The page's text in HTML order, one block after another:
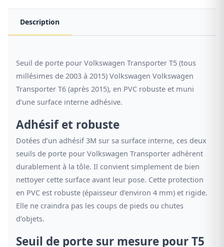
Description
Seuil de porte pour Volkswagen Transporter T5 (tous
millésimes de 2003 à 2015) Volkswagen Volkswagen
Transporter T6 (après 2015), en PVC robuste et muni
d’une surface interne adhésive.
Adhésif et robuste
Dotées d’un adhésif 3M sur sa surface interne, ces deux
seuils de porte pour Volkswagen Transporter adhèrent
durablement à la tôle. Il convient simplement de bien
nettoyer cette surface avant leur pose. Cette protection
en PVC est robuste (épaisseur d’environ 4 mm) et rigide.
Elle ne craindra pas les coups de pieds ou chutes
d’objets.
Seuil de porte sur mesure pour T5